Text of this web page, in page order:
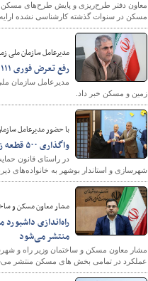
پایگاه خبری
معاون دفتر طرح‌ریزی و پایش طرح‌های مسکن
مسکن در سنوات گذشته کارشناسی نشده ارایه
مدیرعامل سازمان ملی
رفع تعرض فوری ۱۱۱ هکتار زمین دولتی در فروردین‌ماه
زمین و مسکن خبر داد.
با حضور مدیرعامل
واگذاری ۵۰۰ قطعه زمین به مشمولان فرزندآوری در بوشهر
شهرسازی و استاندار بوشهر به خانواده‌های
مشار معاون مسکن و
راه‌اندازی
منتشر می‌شود
مشار معاون مسکن و ساختمان وزیر راه و
عملکرد در تمامی بخش های مسکن منتشر